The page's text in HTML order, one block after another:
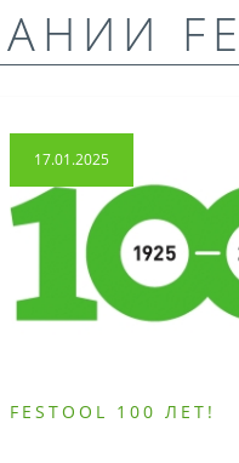
17.01.2025
FESTOOL 100 ЛЕТ!